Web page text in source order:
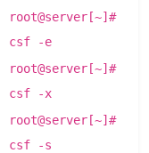
root@server[~]#
csf -e
root@server[~]#
csf -x
root@server[~]#
csf -s